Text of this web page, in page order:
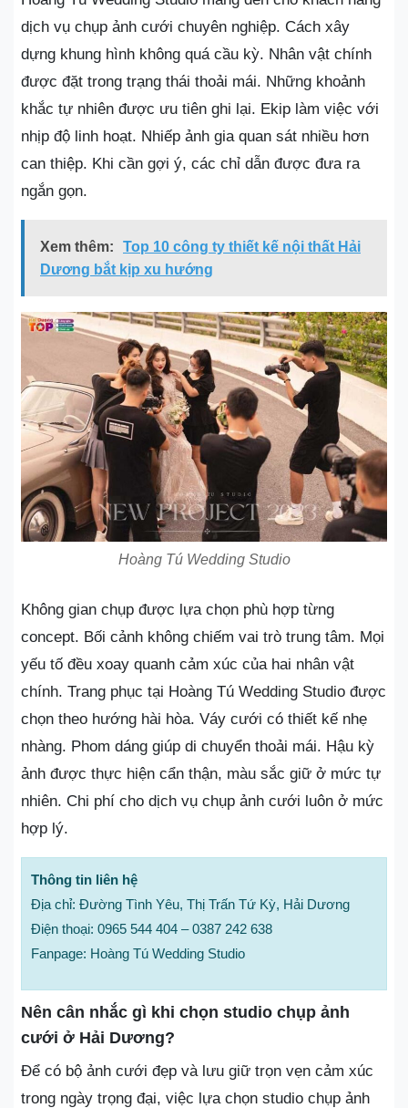
dịch vụ chụp ảnh cưới chuyên nghiệp. Cách xây
dựng khung hình không quá cầu kỳ. Nhân vật chính
được đặt trong trạng thái thoải mái. Những khoảnh
khắc tự nhiên được ưu tiên ghi lại. Ekip làm việc với
nhịp độ linh hoạt. Nhiếp ảnh gia quan sát nhiều hơn
can thiệp. Khi cần gợi ý, các chỉ dẫn được đưa ra
ngắn gọn.
Xem thêm:
Top 10 công ty thiết kế nội thất Hải
Dương bắt kịp xu hướng
Hoàng Tú Wedding Studio
Không gian chụp được lựa chọn phù hợp từng
concept. Bối cảnh không chiếm vai trò trung tâm. Mọi
yếu tố đều xoay quanh cảm xúc của hai nhân vật
chính. Trang phục tại Hoàng Tú Wedding Studio được
chọn theo hướng hài hòa. Váy cưới có thiết kế nhẹ
nhàng. Phom dáng giúp di chuyển thoải mái. Hậu kỳ
ảnh được thực hiện cẩn thận, màu sắc giữ ở mức tự
nhiên. Chi phí cho dịch vụ chụp ảnh cưới luôn ở mức
hợp lý.
Thông tin liên hệ
Địa chỉ: Đường Tình Yêu, Thị Trấn Tứ Kỳ, Hải Dương
Điện thoại: 0965 544 404 – 0387 242 638
Fanpage: Hoàng Tú Wedding Studio
Nên cân nhắc gì khi chọn studio chụp ảnh
cưới ở Hải Dương?
Để có bộ ảnh cưới đẹp và lưu giữ trọn vẹn cảm xúc
trong ngày trọng đại, việc lựa chọn studio chụp ảnh